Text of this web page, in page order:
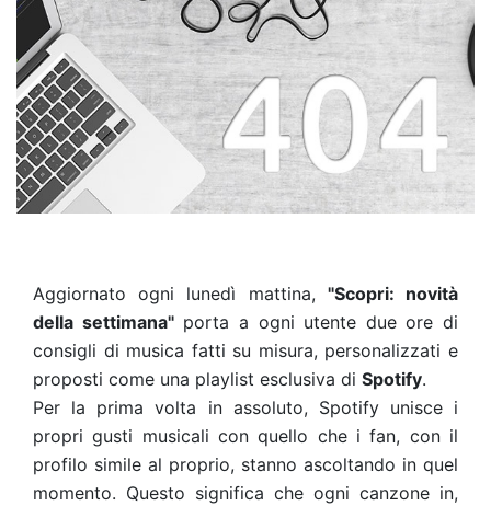
Aggiornato ogni lunedì mattina, "Scopri: novità
della settimana"porta a ogni utente due ore di
consigli di musica fatti su misura, personalizzati e
proposti come una playlist esclusiva di Spotify.
Per la prima volta in assoluto, Spotify unisce i
propri gusti musicali con quello che i fan, con il
profilo simile al proprio, stanno ascoltando in quel
momento. Questo significa che ogni canzone in,